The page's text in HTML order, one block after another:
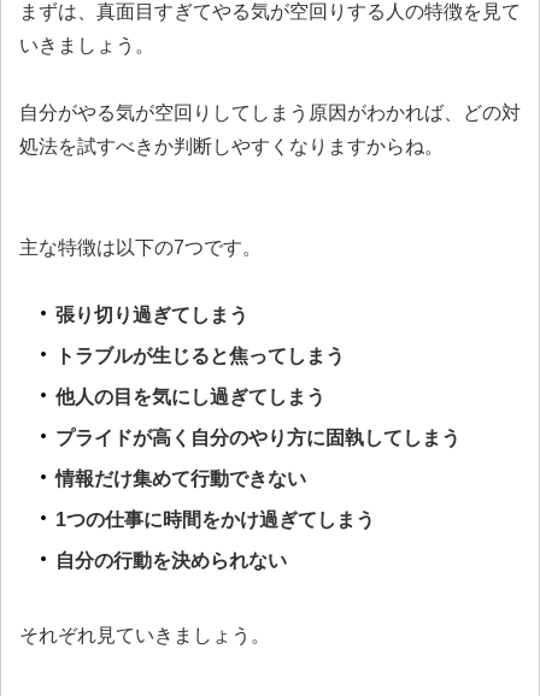
まずは、真面目すぎてやる気が空回りする人の特徴を見て
いきましょう。
自分がやる気が空回りしてしまう原因がわかれば、どの対
処法を試すべきか判断しやすくなりますからね。
主な特徴は以下の7つです。
張り切り過ぎてしまう
トラブルが生じると焦ってしまう
他人の目を気にし過ぎてしまう
プライドが高く自分のやり方に固執してしまう
情報だけ集めて行動できない
1つの仕事に時間をかけ過ぎてしまう
自分の行動を決められない
それぞれ見ていきましょう。